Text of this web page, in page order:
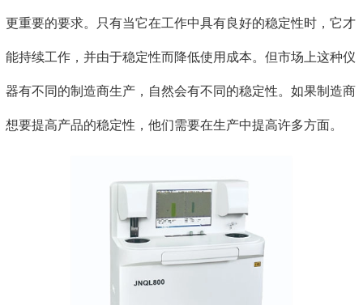
更重要的要求。只有当它在工作中具有良好的稳定性时，它才
能持续工作，并由于稳定性而降低使用成本。但市场上这种仪
器有不同的制造商生产，自然会有不同的稳定性。如果制造商
想要提高产品的稳定性，他们需要在生产中提高许多方面。